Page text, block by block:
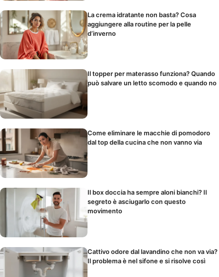
La crema idratante non basta? Cosa
aggiungere alla routine per la pelle
d’inverno
Il topper per materasso funziona? Quando
può salvare un letto scomodo e quando no
Come eliminare le macchie di pomodoro
dal top della cucina che non vanno via
Il box doccia ha sempre aloni bianchi? Il
segreto è asciugarlo con questo
movimento
Cattivo odore dal lavandino che non va via?
Il problema è nel sifone e si risolve così